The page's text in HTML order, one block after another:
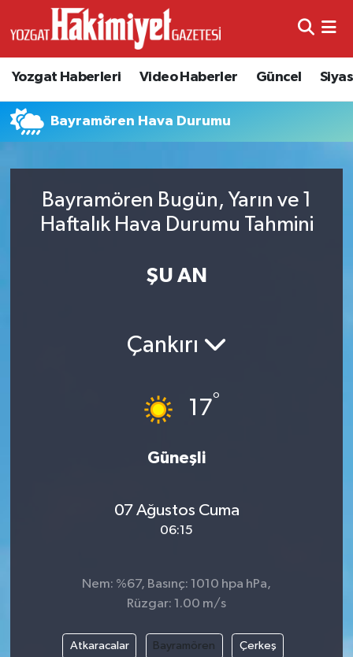
Yozgat Haberleri Video Haberler Güncel
Bayramören Hava Durumu
Bayramören Bugün, Yarın ve 1
Haftalık Hava Durumu Tahmini
ŞU AN
Çankırı
17°
Güneşli
07 Ağustos Cuma
06:15
Nem: %67, Basınç: 1010 hpa hPa,
Rüzgar: 1.00 m/s
Atkaracalar Bayramören Çerkeş